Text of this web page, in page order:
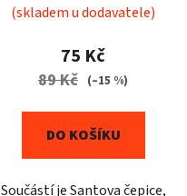
(skladem u dodavatele)
75 Kč
89 Kč (–15 %)
DO KOŠÍKU
Součástí je Santova čepice,